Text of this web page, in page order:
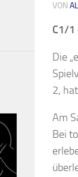
VON
C1/1
Die
2,
Am
Bei